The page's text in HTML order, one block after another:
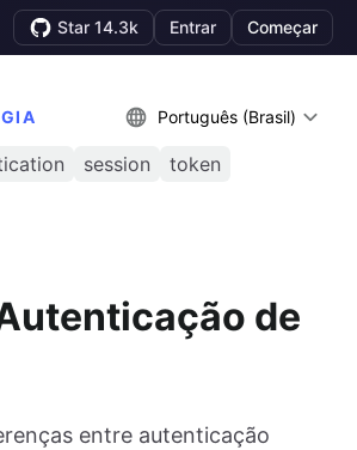
Star 14.3k Entrar Começar
Português (Brasil)
session token
de
entre autenticação